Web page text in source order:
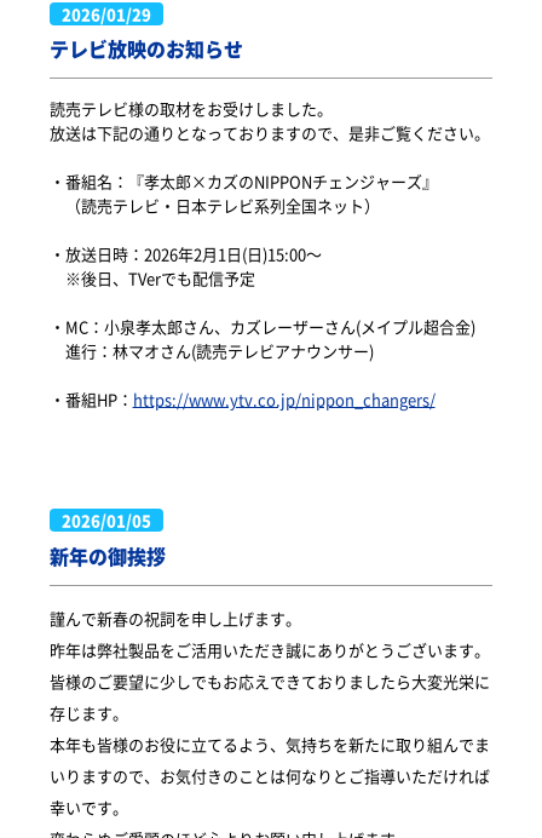
2026/01/29
テレビ放映のお知らせ
読売テレビ様の取材をお受けしました。
放送は下記の通りとなっておりますので、是非ご覧ください。
・番組名：『孝太郎×カズのNIPPONチェンジャーズ』
（読売テレビ・日本テレビ系列全国ネット）
・放送日時：2026年2月1日(日)15:00～
※後日、TVerでも配信予定
・MC：小泉孝太郎さん、カズレーザーさん(メイプル超合金)
進行：林マオさん(読売テレビアナウンサー)
・番組HP： https://www.ytv.co.jp/nippon_changers/
2026/01/05
新年の御挨拶
謹んで新春の祝詞を申し上げます。
昨年は弊社製品をご活用いただき誠にありがとうございます。
皆様のご要望に少しでもお応えできておりましたら大変光栄に
存じます。
本年も皆様のお役に立てるよう、気持ちを新たに取り組んでま
いりますので、お気付きのことは何なりとご指導いただければ
幸いです。